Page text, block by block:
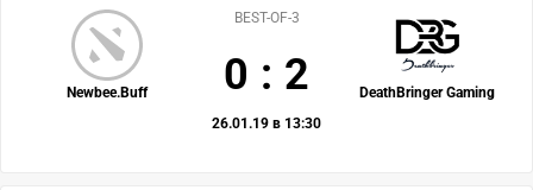
Newbee.Buff DeathBringer Gaming
BEST-OF-3
0 : 2
26.01.19 в 13:30